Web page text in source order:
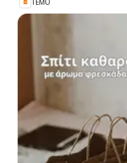
TEMU